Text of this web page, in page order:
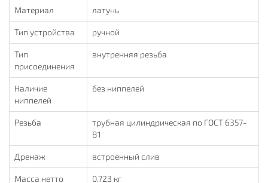
Материал латунь
Тип устройства ручной
Тип
присоединения
внутренняя резьба
Наличие
ниппелей
без ниппелей
Резьба
трубная цилиндрическая по ГОСТ 6357-
81
Дренаж встроенный слив
Масса нетто 0.723 кг